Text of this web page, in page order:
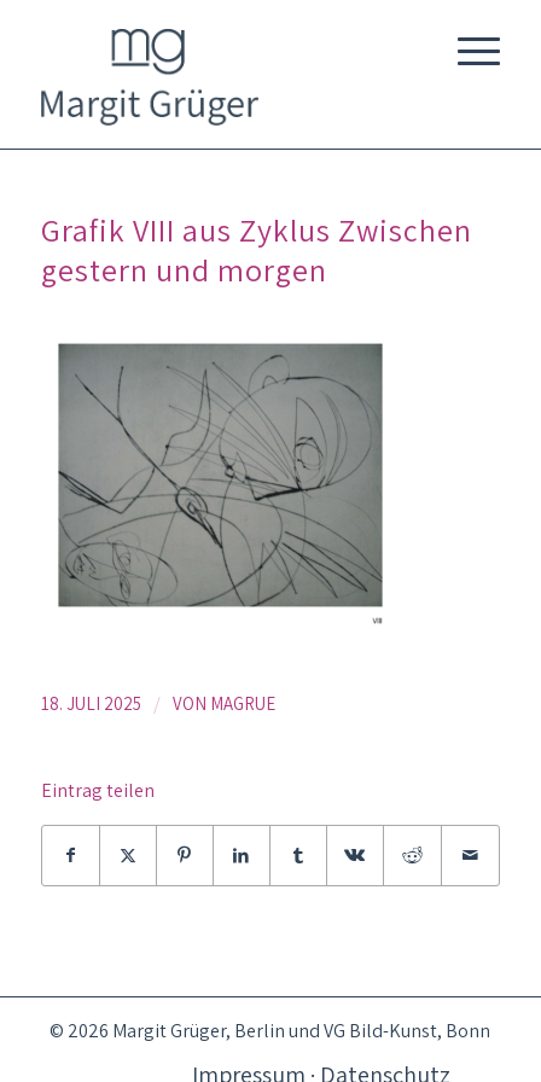
Grafik VIII aus Zyklus Zwischen
gestern und morgen
18. JULI 2025 / VON MAGRUE
Eintrag teilen
© 2026 Margit Grüger, Berlin und VG Bild-Kunst, Bonn
Impressum · Datenschutz